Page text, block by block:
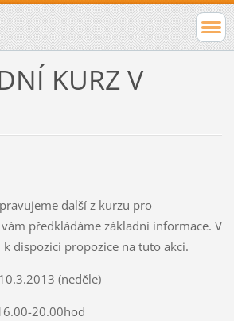
KURZ V
další z kurzu pro
předkládáme základní informace. V
dispozici propozice na tuto akci.
(neděle)